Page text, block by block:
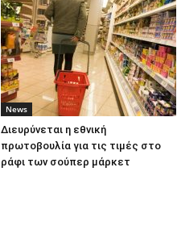
News
Διευρύνεται η εθνική
πρωτοβουλία για τις τιμές στο
ράφι των σούπερ μάρκετ